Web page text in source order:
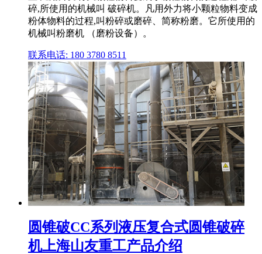
碎,所使用的机械叫 破碎机。凡用外力将小颗粒物料变成
粉体物料的过程,叫粉碎或磨碎、简称粉磨。它所使用的
机械叫粉磨机 （磨粉设备）。
联系电话: 180 3780 8511
圆锥破CC系列液压复合式圆锥破碎
机上海山友重工产品介绍